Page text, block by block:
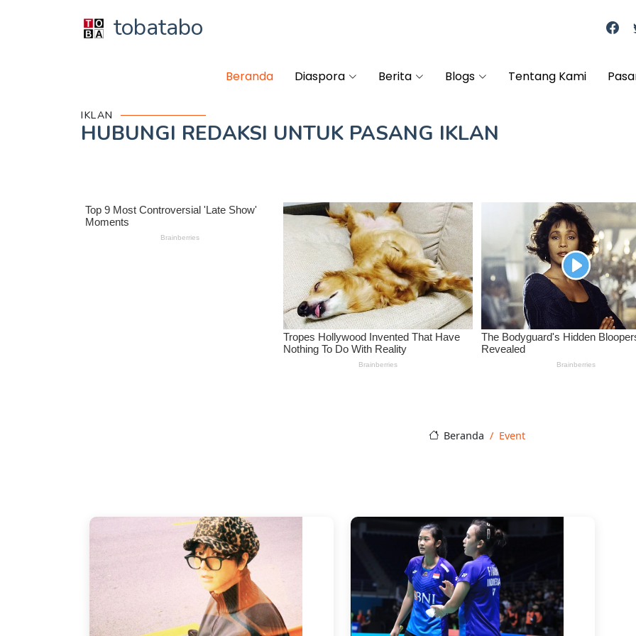
tobatabo
Beranda Diaspora Berita Blogs Tentang Kami
IKLAN
HUBUNGI REDAKSI UNTUK PASANG IKLAN
Beranda Event